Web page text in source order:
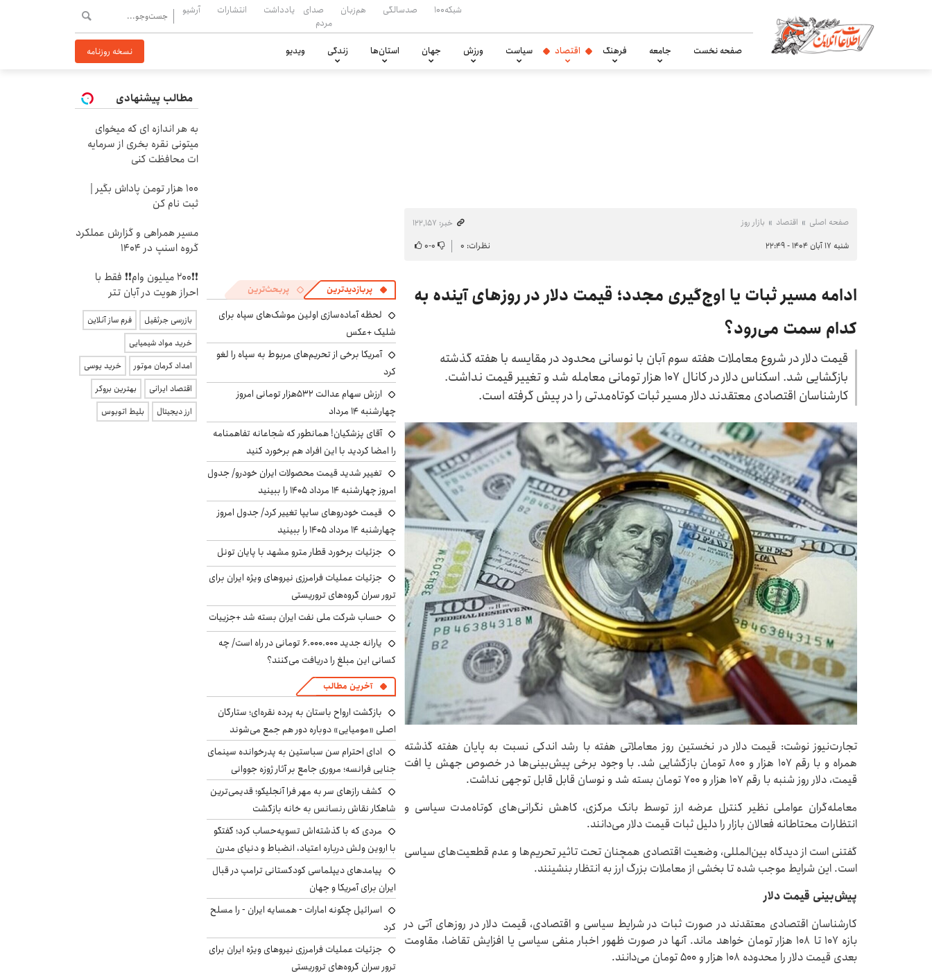
شبکه۱۰۰ صدسالگی هم‌زبان
صدای
مردم
یادداشت انتشارات آرشیو
صفحه نخست جامعه فرهنگ اقتصاد سیاست ورزش جهان استان‌ها زندگی ویدیو نسخه روزنامه
صفحه اصلی اقتصاد بازار روز
خبر: ۱۲۲٬۱۵۷
شنبه ۱۷ آبان ۱۴۰۴ - ۲۲:۴۹
نظرات: ۰ ۰-۰
ادامه مسیر ثبات یا اوج‌گیری مجدد؛ قیمت دلار در روزهای آینده به
کدام سمت می‌رود؟
قیمت دلار در شروع معاملات هفته سوم آبان با نوسانی محدود در مقایسه با هفته گذشته
بازگشایی شد. اسکناس دلار در کانال ۱۰۷ هزار تومانی معامله شد و تغییر قیمت نداشت.
کارشناسان اقتصادی معتقدند دلار مسیر ثبات کوتاه‌مدتی را در پیش گرفته است.
تجارت‌نیوز نوشت: قیمت دلار در نخستین روز معاملاتی هفته با رشد اندکی نسبت به پایان هفته گذشته
همراه و با رقم ۱۰۷ هزار و ۸۰۰ تومان بازگشایی شد. با وجود برخی پیش‌بینی‌ها در خصوص جهش یا افت
قیمت، دلار روز شنبه با رقم ۱۰۷ هزار و ۷۰۰ تومان بسته شد و نوسان قابل قابل توجهی نداشت.
معامله‌گران عواملی نظیر کنترل عرضه ارز توسط بانک مرکزی، کاهش نگرانی‌های کوتاه‌مدت سیاسی و
انتظارات محتاطانه فعالان بازار را دلیل ثبات قیمت دلار می‌دانند.
گفتنی است از دیدگاه بین‌المللی، وضعیت اقتصادی همچنان تحت تاثیر تحریم‌ها و عدم قطعیت‌های سیاسی
است. این شرایط موجب شده تا بخشی از معاملات بزرگ ارز به انتظار بنشینند.
پیش‌بینی قیمت دلار
کارشناسان اقتصادی معتقدند در صورت ثبات در شرایط سیاسی و اقتصادی، قیمت دلار در روزهای آتی در
بازه ۱۰۷ تا ۱۰۸ هزار تومان خواهد ماند. آنها در صورت ظهور اخبار منفی سیاسی یا افزایش تقاضا، مقاومت
بعدی قیمت دلار را محدوده ۱۰۸ هزار و ۵۰۰ تومان می‌دانند.
پربازدیدترین پربحث‌ترین
لحظه آماده‌سازی اولین موشک‌های سپاه برای
شلیک +عکس
آمریکا برخی از تحریم‌های مربوط به سپاه را لغو
کرد
ارزش سهام عدالت ۵۳۲هزار تومانی امروز
چهارشنبه ۱۴ مرداد
آقای پزشکیان! همانطور که شجاعانه تفاهمنامه
را امضا کردید با این افراد هم برخورد کنید
تغییر شدید قیمت محصولات ایران خودرو/ جدول
امروز چهارشنبه ۱۴ مرداد ۱۴۰۵ را ببینید
قیمت خودروهای سایپا تغییر کرد/ جدول امروز
چهارشنبه ۱۴ مرداد ۱۴۰۵ را ببینید
جزئیات برخورد قطار مترو مشهد با پایان تونل
جزئیات عملیات فرامرزی نیروهای ویژه ایران برای
ترور سران گروه‌های تروریستی
حساب‌ شرکت ملی نفت ایران بسته شد +جزییات
یارانه جدید ۶.۰۰۰.۰۰۰ تومانی در راه است/ چه
کسانی این مبلغ را دریافت می‌کنند؟
آخرین مطالب
بازگشت ارواح باستان به پرده نقره‌ای؛ ستارگان
اصلی «مومیایی» دوباره دور هم جمع می‌شوند
ادای احترام سن سباستین به پدرخوانده سینمای
جنایی فرانسه؛ مروری جامع بر آثار ژوزه جووانی
کشف رازهای سر به مهر فرا آنجلیکو؛ قدیمی‌ترین
شاهکار نقاش رنسانس به خانه بازگشت
مردی که با گذشته‌اش تسویه‌حساب کرد؛ گفتگو
با اروین ولش درباره اعتیاد، انضباط و دنیای مدرن
پیامدهای دیپلماسی کودکستانی ترامپ در قبال
ایران برای آمریکا و جهان
اسرائیل چگونه امارات - همسایه ایران - را مسلح
کرد
جزئیات عملیات فرامرزی نیروهای ویژه ایران برای
ترور سران گروه‌های تروریستی
مطالب پیشنهادی
به هر اندازه ای که میخوای
میتونی نقره بخری از سرمایه
ات محافظت کنی
100 هزار تومن پاداش بگیر |
ثبت نام کن
مسیر همراهی و گزارش عملکرد
گروه اسنپ در ۱۴۰۴
❗❗200 میلیون وام❗❗ فقط با
احراز هویت در آبان تتر
بازرسی جرثقیل
فرم ساز آنلاین
خرید مواد شیمیایی
امداد کرمان موتور
خرید یوسی
اقتصاد ایرانی
بهترین بروکر
ارز دیجیتال
بلیط اتوبوس